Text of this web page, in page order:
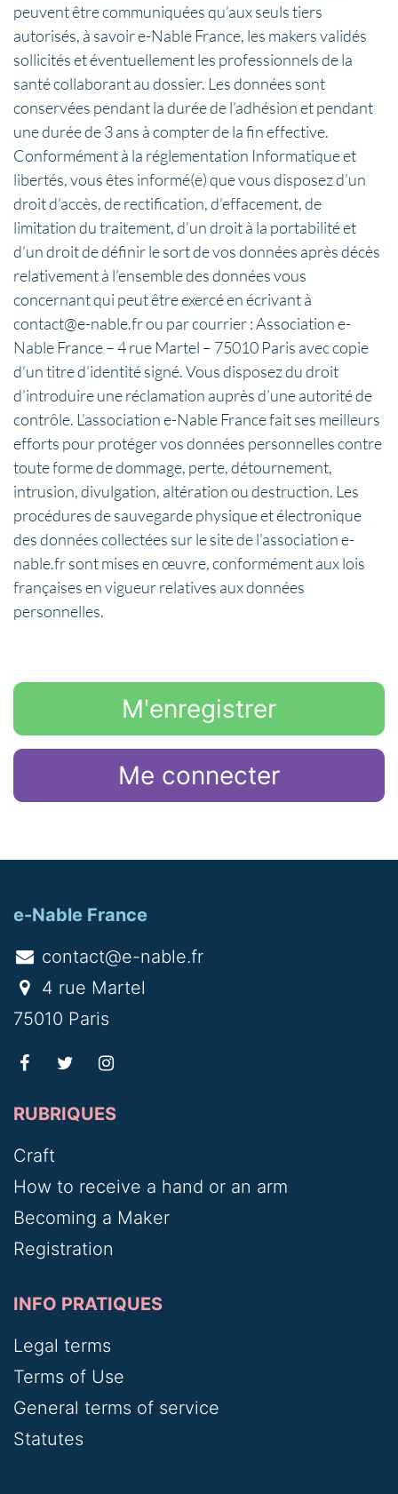
peuvent être communiquées qu’aux seuls tiers
autorisés, à savoir e-Nable France, les makers validés
sollicités et éventuellement les professionnels de la
santé collaborant au dossier. Les données sont
conservées pendant la durée de l’adhésion et pendant
une durée de 3 ans à compter de la fin effective.
Conformément à la réglementation Informatique et
libertés, vous êtes informé(e) que vous disposez d’un
droit d’accès, de rectification, d’effacement, de
limitation du traitement, d’un droit à la portabilité et
d’un droit de définir le sort de vos données après décès
relativement à l’ensemble des données vous
concernant qui peut être exercé en écrivant à
contact@e-nable.fr ou par courrier : Association e-
Nable France – 4 rue Martel – 75010 Paris avec copie
d’un titre d’identité signé. Vous disposez du droit
d’introduire une réclamation auprès d’une autorité de
contrôle. L’association e-Nable France fait ses meilleurs
efforts pour protéger vos données personnelles contre
toute forme de dommage, perte, détournement,
intrusion, divulgation, altération ou destruction. Les
procédures de sauvegarde physique et électronique
des données collectées sur le site de l’association e-
nable.fr sont mises en œuvre, conformément aux lois
françaises en vigueur relatives aux données
personnelles.
M'enregistrer
Me connecter
e-Nable France
contact@e-nable.fr
4 rue Martel
75010 Paris
RUBRIQUES
Craft
How to receive a hand or an arm
Becoming a Maker
Registration
INFO PRATIQUES
Legal terms
Terms of Use
General terms of service
Statutes